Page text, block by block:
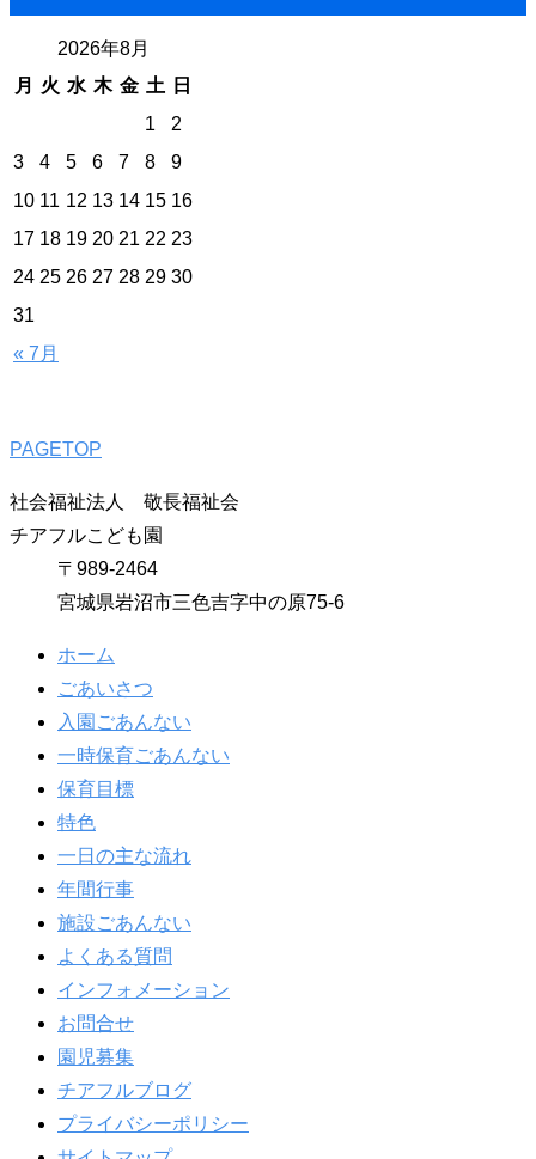
2026年8月
月
火 水 木 金 土 日
« 7月
1
2
3
4 5 6 7 8
9
10 11 12 13 14 15 16
17 18 19 20 21 22 23
24 25 26 27 28 29 30
31
PAGETOP
社会福祉法人 敬長福祉会
チアフルこども園
〒989-2464
宮城県岩沼市三色吉字中の原75-6
ホーム
ごあいさつ
入園ごあんない
一時保育ごあんない
保育目標
特色
一日の主な流れ
年間行事
施設ごあんない
よくある質問
インフォメーション
お問合せ
園児募集
チアフルブログ
プライバシーポリシー